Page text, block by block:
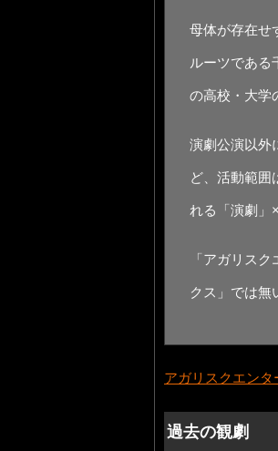
母体が存在せ
ルーツである
の高校・大学
演劇公演以外
ど、活動範囲
れる「演劇」
「アガリス
クス」では無
アガリスクエンタ
過去の観劇